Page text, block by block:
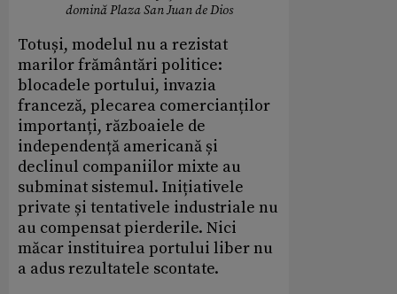
domină Plaza San Juan de Dios
Totuși, modelul nu a rezistat
marilor frământări politice:
blocadele portului, invazia
franceză, plecarea comercianților
importanți, războaiele de
independență americană și
declinul companiilor mixte au
subminat sistemul. Inițiativele
private și tentativele industriale nu
au compensat pierderile. Nici
măcar instituirea portului liber nu
a adus rezultatele scontate.